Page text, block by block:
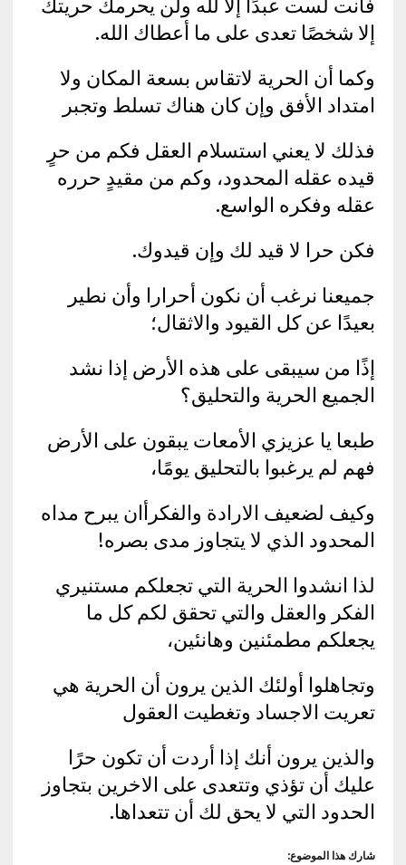
فأنت لست عبدًا إلا لله ولن يحرمك حريتك
إلا شخصًا تعدى على ما أعطاك الله.
وكما أن الحرية لاتقاس بسعة المكان ولا
امتداد الأفق وإن كان هناك تسلط وتجبر
فذلك لا يعني استسلام العقل فكم من حرٍ
قيده عقله المحدود، وكم من مقيدٍ حرره
عقله وفكره الواسع.
فكن حرا لا قيد لك وإن قيدوك.
جميعنا نرغب أن نكون أحرارا وأن نطير
بعيدًا عن كل القيود والاثقال؛
إذًا من سيبقى على هذه الأرض إذا نشد
الجميع الحرية والتحليق؟
طبعا يا عزيزي الأمعات يبقون على الأرض
فهم لم يرغبوا بالتحليق يومًا،
وكيف لضعيف الارادة والفكرأان يبرح مداه
المحدود الذي لا يتجاوز مدى بصره!
لذا انشدوا الحرية التي تجعلكم مستنيري
الفكر والعقل والتي تحقق لكم كل ما
يجعلكم مطمئنين وهانئين،
وتجاهلوا أولئك الذين يرون أن الحرية هي
تعريت الاجساد وتغطيت العقول
والذين يرون أنك إذا أردت أن تكون حرًا
عليك أن تؤذي وتتعدى على الاخرين بتجاوز
الحدود التي لا يحق لك أن تتعداها.
شارك هذا الموضوع: